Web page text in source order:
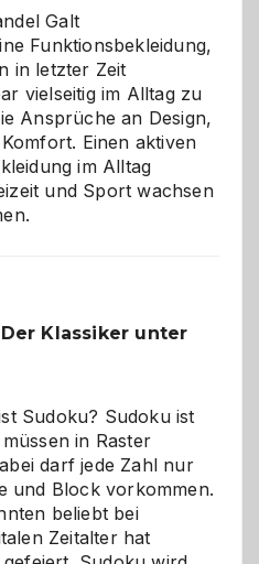
Galt
Funktionsbekleidung,
in letzter Zeit
vielseitig im Alltag zu
Ansprüche an Design,
Einen aktiven
im Alltag
und Sport wachsen
Klassiker unter
Sudoku? Sudoku ist
in Raster
darf jede Zahl nur
und Block vorkommen.
beliebt bei
Zeitalter hat